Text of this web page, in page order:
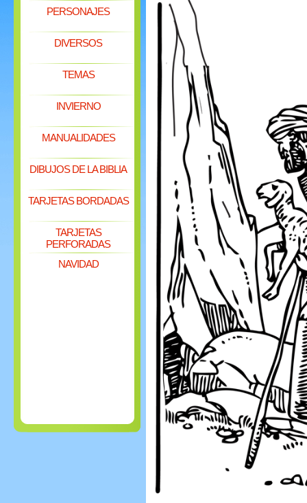
PERSONAJES
DIVERSOS
TEMAS
INVIERNO
MANUALIDADES
DIBUJOS DE LA BIBLIA
TARJETAS BORDADAS
TARJETAS
PERFORADAS
NAVIDAD